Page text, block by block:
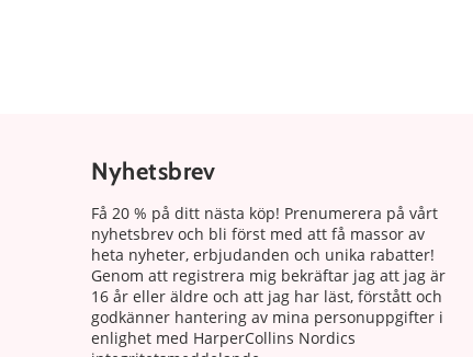
Nyhetsbrev
Få 20 % på ditt nästa köp! Prenumerera på vårt
nyhetsbrev och bli först med att få massor av
heta nyheter, erbjudanden och unika rabatter!
Genom att registrera mig bekräftar jag att jag är
16 år eller äldre och att jag har läst, förstått och
godkänner hantering av mina personuppgifter i
enlighet med HarperCollins Nordics